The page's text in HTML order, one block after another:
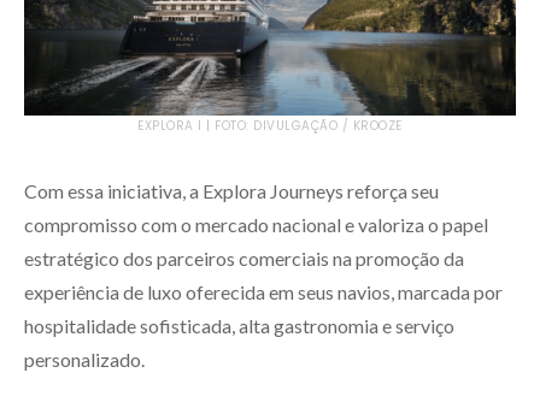
EXPLORA I | FOTO: DIVULGAÇÃO / KROOZE
Com essa iniciativa, a Explora Journeys reforça seu
compromisso com o mercado nacional e valoriza o papel
estratégico dos parceiros comerciais na promoção da
experiência de luxo oferecida em seus navios, marcada por
hospitalidade sofisticada, alta gastronomia e serviço
personalizado.